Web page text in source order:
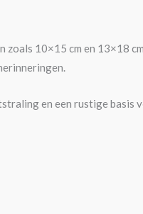
10×15 cm en 13×18
en een rustige basis